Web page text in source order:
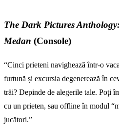
The Dark Pictures
Medan (Console)
“Cinci prieteni navighează într-o
furtună și excursia degenerează în
trăi? Depinde de alegerile tale. Poți
cu un prieten, sau offline în modul
jucători.”